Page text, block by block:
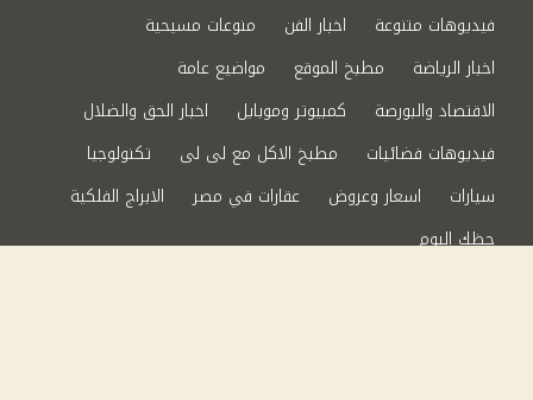
فيديوهات متنوعة
اخبار الفن
منوعات مسيحية
اخبار الرياضة
مطبخ الموقع
مواضيع عامة
الاقتصاد والبورصة
كمبيوتر وموبايل
اخبار الحق والضلال
فيديوهات فضائيات
مطبخ الاكل مع لى لى
تكنولوجيا
سيارات
اسعار وعروض عقارات في مصر
الابراج الفلكية
حظك اليوم